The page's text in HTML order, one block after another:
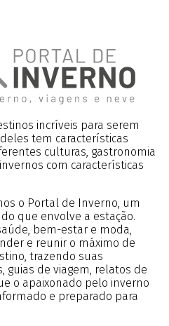
incríveis para serem
tem características
culturas, gastronomia
com características
o Portal de Inverno, um
que envolve a estação.
bem-estar e moda,
e reunir o máximo de
trazendo suas
guias de viagem, relatos de
o apaixonado pelo inverno
e preparado para